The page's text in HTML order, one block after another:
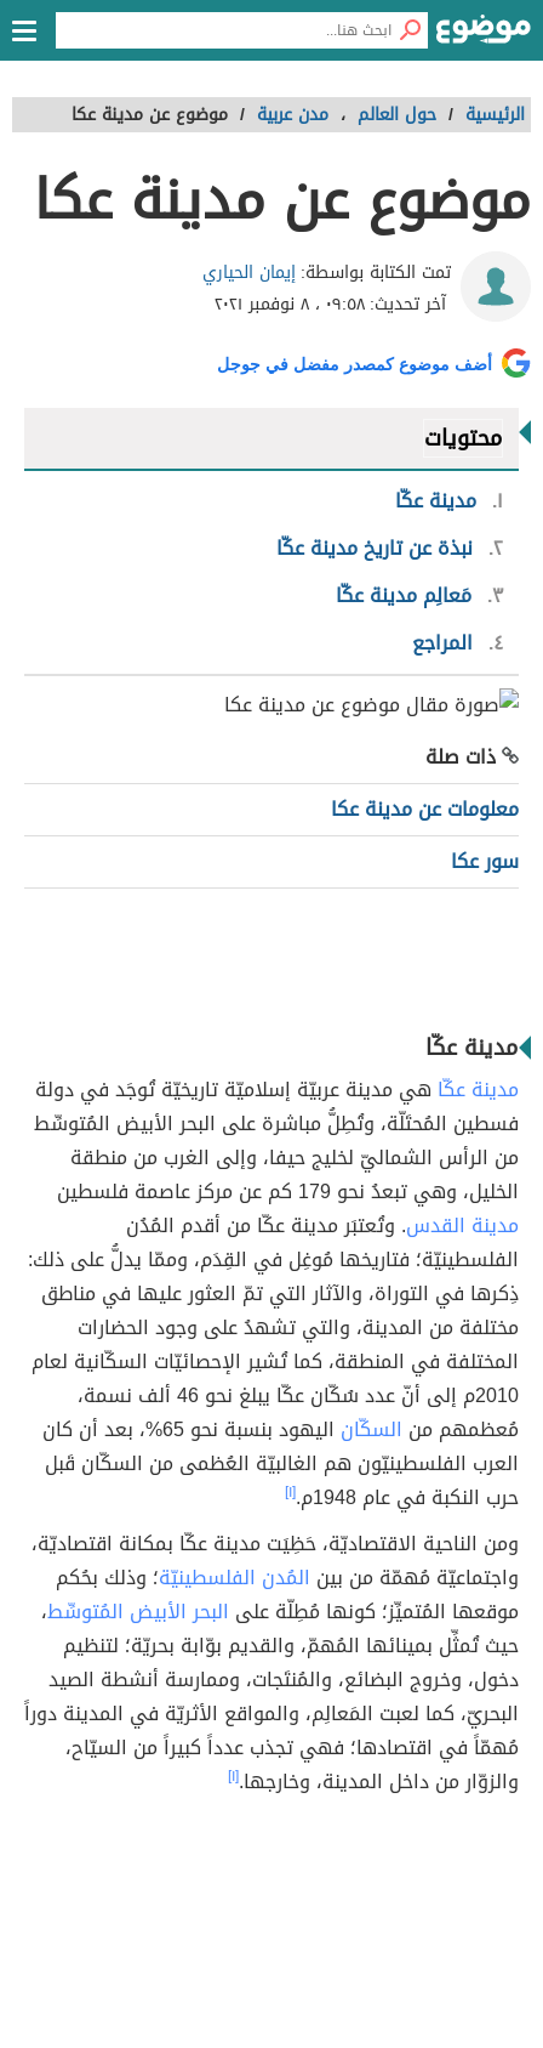
الرئيسية / حول العالم ، مدن عربية / موضوع عن مدينة عكا
موضوع عن مدينة عكا
تمت الكتابة بواسطة:إيمان الحياري
آخر تحديث:٠٩:٥٨ ، ٨ نوفمبر ٢٠٢١
أضف موضوع كمصدر مفضل في جوجل
محتويات
١ مدينة عكّا
٢ نبذة عن تاريخ مدينة عكّا
٣ مَعالِم مدينة عكّا
٤
المراجع
ذات صلة
معلومات عن مدينة عكا
سور عكا
مدينة عكّا
مدينة عكّا هي مدينة عربيّة إسلاميّة تاريخيّة تُوجَد في دولة
فسطين المُحتَلّة، وتُطِلُّ مباشرة على البحر الأبيض المُتوسِّط
من الرأس الشماليّ لخليج حيفا، وإلى الغرب من منطقة
الخليل، وهي تبعدُ نحو 179 كم عن مركز عاصمة فلسطين
مدينة القدس. وتُعتبَر مدينة عكّا من أقدم المُدُن
الفلسطينيّة؛ فتاريخها مُوغِل في القِدَم، وممّا يدلُّ على ذلك:
ذِكرها في التوراة، والآثار التي تمّ العثور عليها في مناطق
مختلفة من المدينة، والتي تشهدُ على وجود الحضارات
المختلفة في المنطقة، كما تُشير الإحصائيّات السكّانية لعام
2010م إلى أنّ عدد سُكّان عكّا يبلغ نحو 46 ألف نسمة،
مُعظمهم من السكّان
اليهود بنسبة نحو 65%، بعد أن كان
العرب الفلسطينيّون هم الغالبيّة العُظمى من السكّان قَبل
حرب النكبة في عام 1948م.
[١]
ومن الناحية الاقتصاديّة، حَظِيَت مدينة عكّا بمكانة اقتصاديّة،
واجتماعيّة مُهمّة من بين المُدن الفلسطينيّة؛ وذلك بحُكم
موقعها المُتميِّز؛ كونها مُطِلّة على البحر الأبيض المُتوسِّط،
حيث تُمثِّل بمينائها المُهمّ، والقديم بوّابة بحريّة؛ لتنظيم
دخول، وخروج البضائع، والمُنتَجات، وممارسة أنشطة الصيد
البحريّ، كما لعبت المَعالِم، والمواقع الأثريّة في المدينة دوراً
مُهمّاً في اقتصادها؛ فهي تجذب عدداً كبيراً من السيّاح،
والزوّار من داخل المدينة، وخارجها.[١]